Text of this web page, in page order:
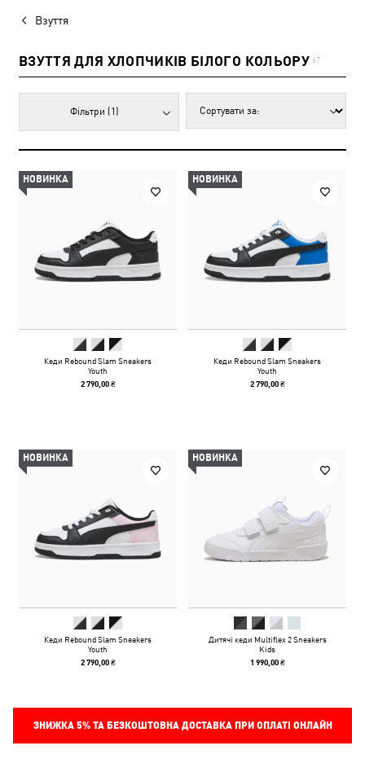
Взуття
ВЗУТТЯ ДЛЯ ХЛОПЧИКІВ БІЛОГО КОЛЬОРУ 67
Фільтри (1)
НОВИНКА
Кеди Rebound Slam Sneakers
Youth
2 790,00 ₴
НОВИНКА
Кеди Rebound Slam Sneakers
Youth
2 790,00 ₴
НОВИНКА
Кеди Rebound Slam Sneakers
Youth
2 790,00 ₴
НОВИНКА
Дитячі кеди Multiflex 2 Sneakers
Kids
1 990,00 ₴
ЗНИЖКА 5%ТА БЕЗКОШТОВНА ДОСТАВКА ПРИ ОПЛАТІ ОНЛАЙН